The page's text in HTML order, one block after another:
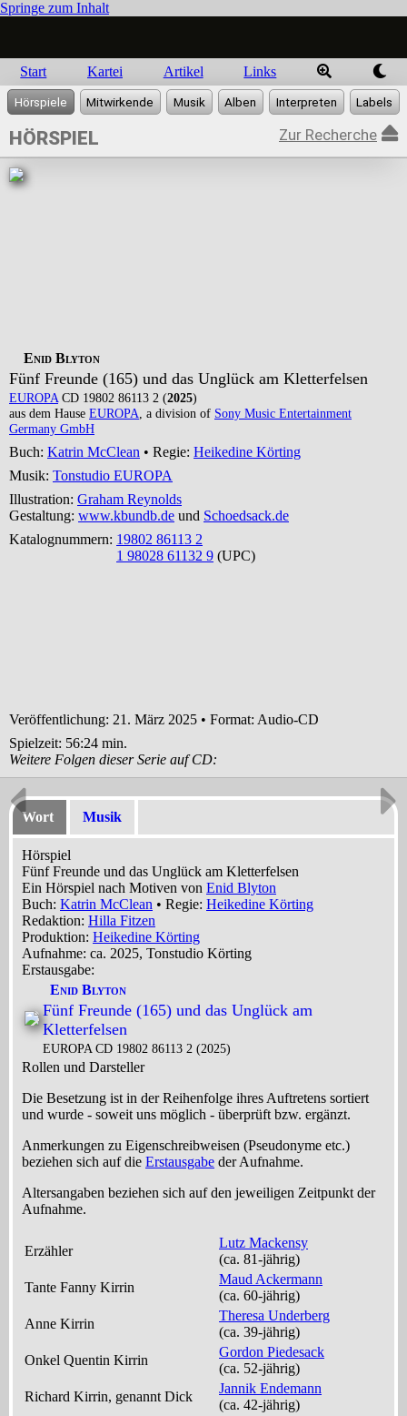
Springe zum Inhalt
Start Kartei Artikel Links
HÖRSPIEL Zur Recherche
Enid Blyton
Fünf Freunde (165) und das Unglück am Kletterfelsen
EUROPA CD 19802 86113 2 (2025)
aus dem Hause EUROPA , a division of Sony Music Entertainment
Germany GmbH
Buch: Katrin McClean • Regie: Heikedine Körting
Musik: Tonstudio EUROPA
Illustration: Graham Reynolds
Gestaltung: www.kbundb.de und Schoedsack.de
Katalognummern: 19802 86113 2
1 98028 61132 9 (UPC)
Veröffentlichung: 21. März 2025 • Format: Audio-CD
Spielzeit: 56:24 min.
Weitere Folgen dieser Serie auf CD:
Wort Musik
Hörspiel
Fünf Freunde und das Unglück am Kletterfelsen
Ein Hörspiel nach Motiven von Enid Blyton
Buch: Katrin McClean • Regie: Heikedine Körting
Redaktion: Hilla Fitzen
Produktion: Heikedine Körting
Aufnahme: ca. 2025, Tonstudio Körting
Erstausgabe:
Enid Blyton
Fünf Freunde (165) und das Unglück am
Kletterfelsen
EUROPA CD 19802 86113 2 (2025)
Rollen und Darsteller
Die Besetzung ist in derReihenfolge ihres Auftretens sortiert
und wurde - soweit uns möglich - überprüft bzw. ergänzt.
Anmerkungen zu Eigenschreibweisen (Pseudonyme etc.)
beziehen sich auf die Erstausgabe der Aufnahme.
Altersangaben beziehen sich auf den jeweiligen Zeitpunkt der
Aufnahme.
Erzähler
Lutz Mackensy
(ca. 81‑jährig)
Tante Fanny Kirrin
Maud Ackermann
(ca. 60‑jährig)
Anne Kirrin
Theresa Underberg
(ca. 39‑jährig)
Onkel Quentin Kirrin
Gordon Piedesack
(ca. 52‑jährig)
Richard Kirrin, genannt Dick
Jannik Endemann
(ca. 42‑jährig)